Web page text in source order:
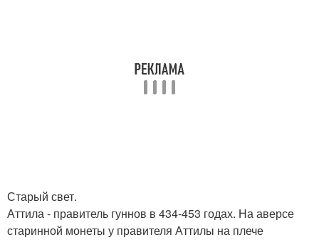
Старый свет.
Аттила - правитель гуннов в 434-453 годах. На аверсе
старинной монеты у правителя Аттилы на плече